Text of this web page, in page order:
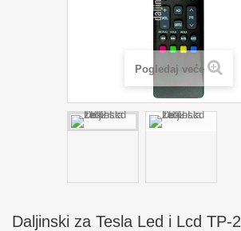
Pogledaj veće
Daljinski za Tesla Led i Lcd TP-2